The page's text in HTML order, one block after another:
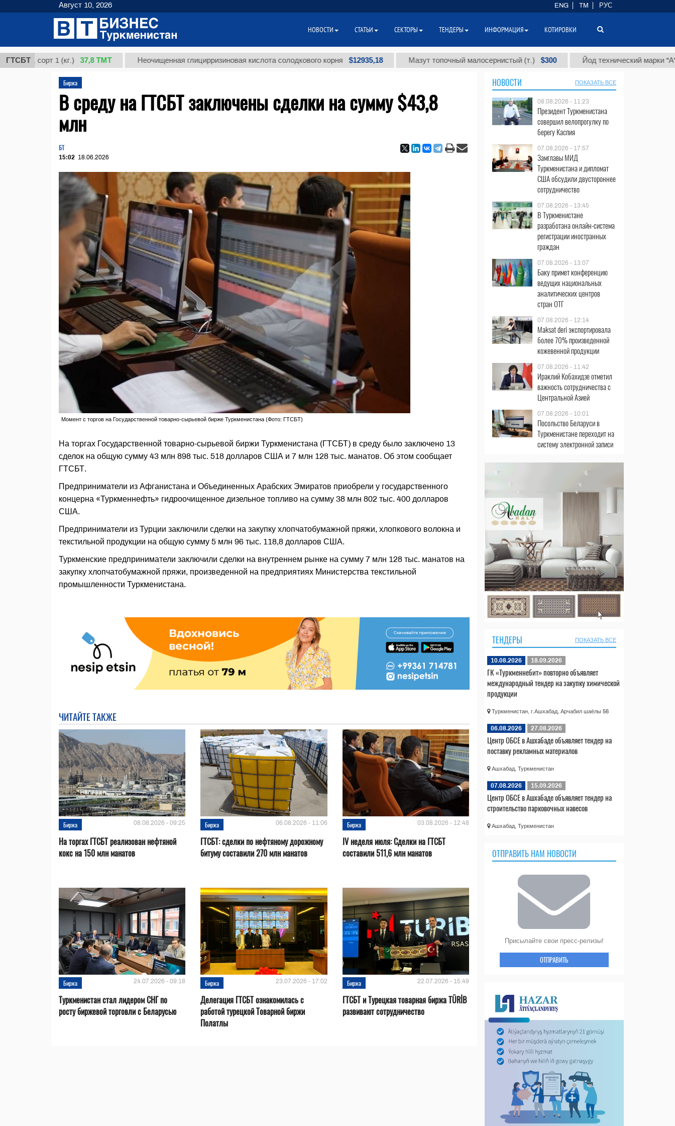
ГТСБТ
сорт 1 (кг.) 37,8 ТМТ Неочищенная глицирризиновая кислота солодкового корня $12935,18 Мазут топочный малосернистый (т.) $300 Йод технический марки "А" (т.)
Биржа
В среду на ГТСБТ заключены сделки на сумму $43,8
млн
БТ
15:02 18.06.2026
Момент с торгов на Государственной товарно-сырьевой бирже Туркменистана (Фото: ГТСБТ)
На торгах Государственной товарно-сырьевой биржи Туркменистана (ГТСБТ) в среду было заключено 13
сделок на общую сумму 43 млн 898 тыс. 518 долларов США и 7 млн 128 тыс. манатов. Об этом сообщает
ГТСБТ.
Предприниматели из Афганистана и Объединенных Арабских Эмиратов приобрели у государственного
концерна «Туркменнефть» гидроочищенное дизельное топливо на сумму 38 млн 802 тыс. 400 долларов
США.
Предприниматели из Турции заключили сделки на закупку хлопчатобумажной пряжи, хлопкового волокна и
текстильной продукции на общую сумму 5 млн 96 тыс. 118,8 долларов США.
Туркменские предприниматели заключили сделки на внутреннем рынке на сумму 7 млн 128 тыс. манатов на
закупку хлопчатобумажной пряжи, произведенной на предприятиях Министерства текстильной
промышленности Туркменистана.
ЧИТАЙТЕ ТАКЖЕ
Биржа 08.08.2026 - 09:25
На торгах ГТСБТ реализован нефтяной
кокс на 150 млн манатов
Биржа 06.08.2026 - 11:06
ГТСБТ: сделки по нефтяному дорожному
битуму составили 270 млн манатов
Биржа 03.08.2026 - 12:48
IV неделя июля: Сделки на ГТСБТ
составили 511,6 млн манатов
Биржа 24.07.2026 - 09:18
Туркменистан стал лидером СНГ по
росту биржевой торговли с Беларусью
Биржа 23.07.2026 - 17:02
Делегация ГТСБТ ознакомилась с
работой турецкой Товарной биржи
Полатлы
Биржа 22.07.2026 - 15:49
ГТСБТ и Турецкая товарная биржа TÜRİB
развивают сотрудничество
НОВОСТИ ПОКАЗАТЬ ВСЕ
08.08.2026 - 11:23
Президент Туркменистана
совершил велопрогулку по
берегу Каспия
07.08.2026 - 17:57
Замглавы МИД
Туркменистана и дипломат
США обсудили двустороннее
сотрудничество
07.08.2026 - 13:45
В Туркменистане
разработана онлайн-система
регистрации иностранных
граждан
07.08.2026 - 13:07
Баку примет конференцию
ведущих национальных
аналитических центров
стран ОТГ
07.08.2026 - 12:14
Maksat deri экспортировала
более 70% произведенной
кожевенной продукции
07.08.2026 - 11:42
Ираклий Кобахидзе отметил
важность сотрудничества с
Центральной Азией
07.08.2026 - 10:01
Посольство Беларуси в
Туркменистане переходит на
систему электронной записи
ТЕНДЕРЫ ПОКАЗАТЬ ВСЕ
10.08.2026 18.09.2026
ГК «Туркменнебит» повторно объявляет
международный тендер на закупку химической
продукции
Туркменистан, г.Ашхабад, Арчабил шаёлы 56
06.08.2026 27.08.2026
Центр ОБСЕ в Ашхабаде объявляет тендер на
поставку рекламных материалов
Ашхабад, Туркменистан
07.08.2026 15.09.2026
Центр ОБСЕ в Ашхабаде объявляет тендер на
строительство парковочных навесов
Ашхабад, Туркменистан
ОТПРАВИТЬ НАМ НОВОСТИ
Присылайте свои пресс-релизы!
ОТПРАВИТЬ
Август 10, 2026 ENG TM РУС
НОВОСТИ СТАТЬИ СЕКТОРЫ ТЕНДЕРЫ ИНФОРМАЦИЯ КОТИРОВКИ